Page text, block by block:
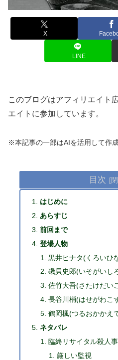
X
LINE
このブログはアフィリエイト
エイトに参加しています。
※本記事の一部はAIを活用して作成
目次
はじめに
あらすじ
前回まで
登場人物
黒井ヒナタ(くろいひ
磯貝史郎(いそがいし
佐竹大吾(さたけだい
長谷川梢(はせがわこ
鶴岡楓(つるおかかえ
ネタバレ
臨終リサイタル殺人
厳しい監視